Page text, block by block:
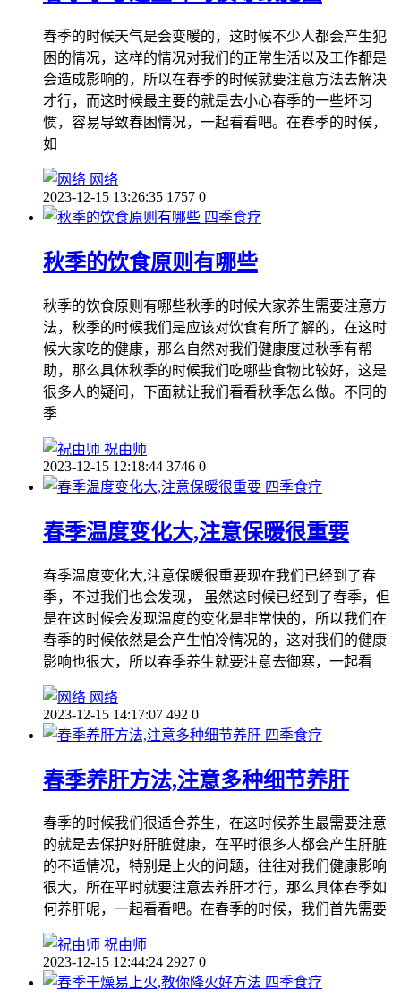
春季的时候天气是会变暖的，这时候不少人都会产生犯
困的情况，这样的情况对我们的正常生活以及工作都是
会造成影响的，所以在春季的时候就要注意方法去解决
才行，而这时候最主要的就是去小心春季的一些坏习
惯，容易导致春困情况，一起看看吧。在春季的时候，
如
网络
2023-12-15 13:26:35 1757 0
四季食疗
秋季的饮食原则有哪些
秋季的饮食原则有哪些秋季的时候大家养生需要注意方
法，秋季的时候我们是应该对饮食有所了解的，在这时
候大家吃的健康，那么自然对我们健康度过秋季有帮
助，那么具体秋季的时候我们吃哪些食物比较好，这是
很多人的疑问，下面就让我们看看秋季怎么做。不同的
季
祝由师
2023-12-15 12:18:44 3746 0
四季食疗
春季温度变化大,注意保暖很重要
春季温度变化大,注意保暖很重要现在我们已经到了春
季，不过我们也会发现， 虽然这时候已经到了春季，但
是在这时候会发现温度的变化是非常快的，所以我们在
春季的时候依然是会产生怕冷情况的，这对我们的健康
影响也很大，所以春季养生就要注意去御寒，一起看
网络
2023-12-15 14:17:07 492 0
四季食疗
春季养肝方法,注意多种细节养肝
春季的时候我们很适合养生，在这时候养生最需要注意
的就是去保护好肝脏健康，在平时很多人都会产生肝脏
的不适情况，特别是上火的问题，往往对我们健康影响
很大，所在平时就要注意去养肝才行，那么具体春季如
何养肝呢，一起看看吧。在春季的时候，我们首先需要
祝由师
2023-12-15 12:44:24 2927 0
四季食疗